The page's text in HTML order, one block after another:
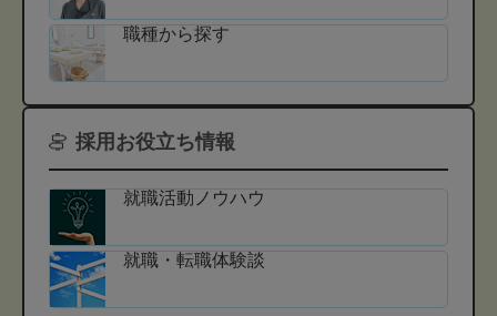
職種から探す
採用お役立ち情報
就職活動ノウハウ
就職・転職体験談